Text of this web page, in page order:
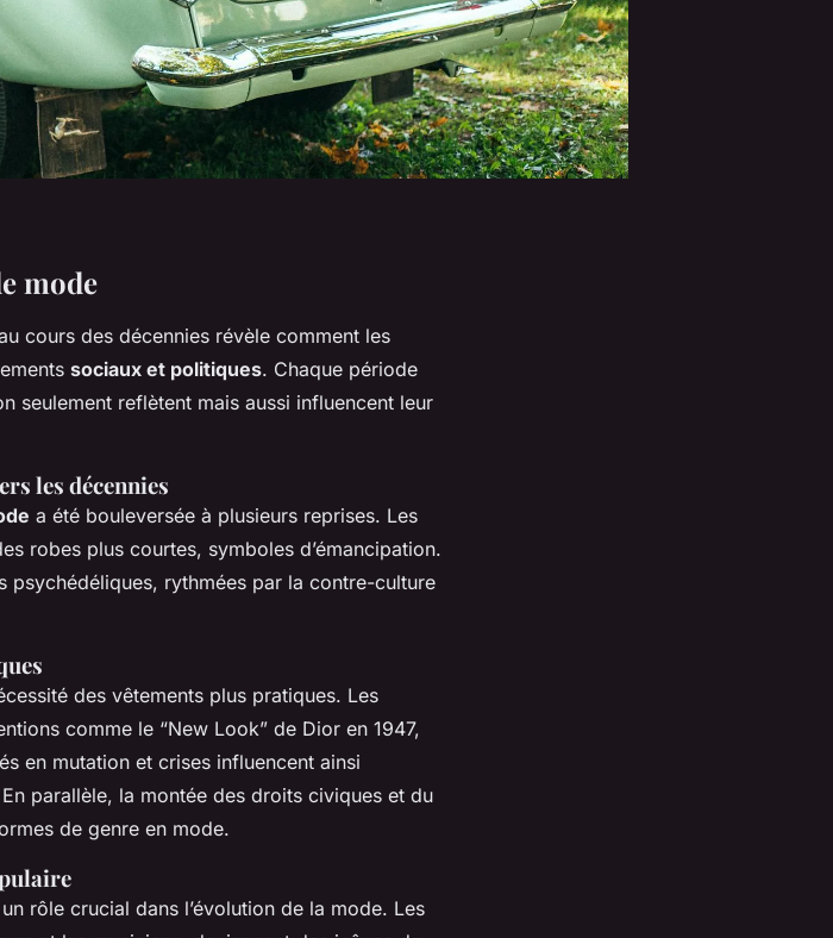
mode
cours des décennies révèle comment les
sociaux et politiques. Chaque période
seulement reflètent mais aussi influencent leur
les décennies
a été bouleversée à plusieurs reprises. Les
robes plus courtes, symboles d’émancipation.
psychédéliques, rythmées par la contre-culture
des vêtements plus pratiques. Les
comme le “New Look” de Dior en 1947,
en mutation et crises influencent ainsi
parallèle, la montée des droits civiques et du
de genre en mode.
rôle crucial dans l’évolution de la mode. Les